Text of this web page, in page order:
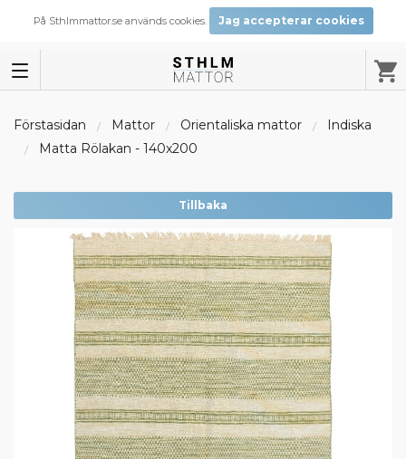
På Sthlmmattor.se används cookies. Jag accepterar cookies
Förstasidan Mattor Orientaliska mattor
Indiska
Matta Rölakan - 140x200
Tillbaka